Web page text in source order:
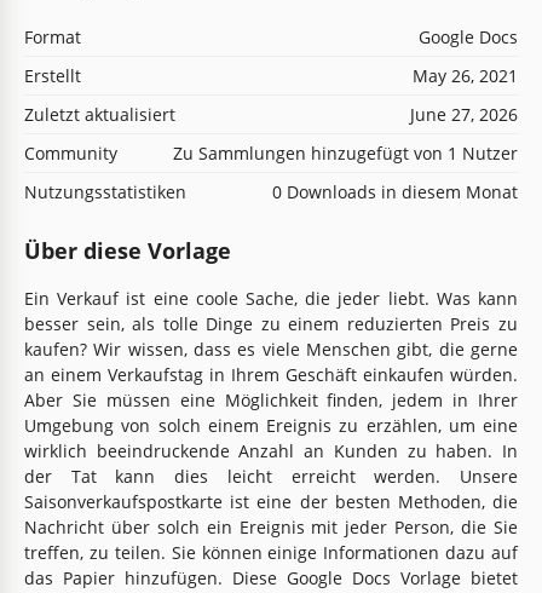
Format
Google Docs
Erstellt
May 26, 2021
Zuletzt aktualisiert
June 27, 2026
Community
Zu Sammlungen hinzugefügt von 1 Nutzer
Nutzungsstatistiken
0 Downloads in diesem Monat
Über diese Vorlage
Ein Verkauf ist eine coole Sache, die jeder liebt. Was kann
besser sein, als tolle Dinge zu einem reduzierten Preis zu
kaufen? Wir wissen, dass es viele Menschen gibt, die gerne
an einem Verkaufstag in Ihrem Geschäft einkaufen würden.
Aber Sie müssen eine Möglichkeit finden, jedem in Ihrer
Umgebung von solch einem Ereignis zu erzählen, um eine
wirklich beeindruckende Anzahl an Kunden zu haben. In
der Tat kann dies leicht erreicht werden. Unsere
Saisonverkaufspostkarte ist eine der besten Methoden, die
Nachricht über solch ein Ereignis mit jeder Person, die Sie
treffen, zu teilen. Sie können einige Informationen dazu auf
das Papier hinzufügen. Diese Google Docs Vorlage bietet